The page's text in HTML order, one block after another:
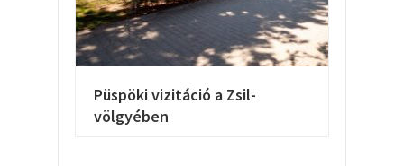
Püspöki vizitáció a Zsil-
völgyében